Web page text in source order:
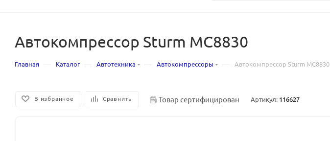
Автокомпрессор Sturm MC8830
Главная — Каталог — Автотехника — Автокомпрессоры — Автокомпрессор Sturm MC8830
В избранное Сравнить Товар сертифицирован Артикул: 116627